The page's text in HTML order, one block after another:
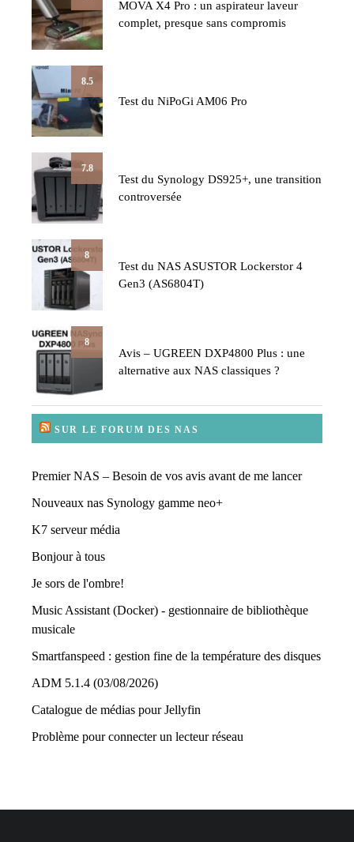
MOVA X4 Pro : un aspirateur laveur
complet, presque sans compromis
8.5
Test du NiPoGi AM06 Pro
7.8
Test du Synology DS925+, une transition
controversée
8
Test du NAS ASUSTOR Lockerstor 4
Gen3 (AS6804T)
8
Avis – UGREEN DXP4800 Plus : une
alternative aux NAS classiques ?
SUR LE FORUM DES NAS
Premier NAS – Besoin de vos avis avant de me lancer
Nouveaux nas Synology gamme neo+
K7 serveur média
Bonjour à tous
Je sors de l'ombre!
Music Assistant (Docker) - gestionnaire de bibliothèque
musicale
Smartfanspeed : gestion fine de la température des disques
ADM 5.1.4 (03/08/2026)
Catalogue de médias pour Jellyfin
Problème pour connecter un lecteur réseau